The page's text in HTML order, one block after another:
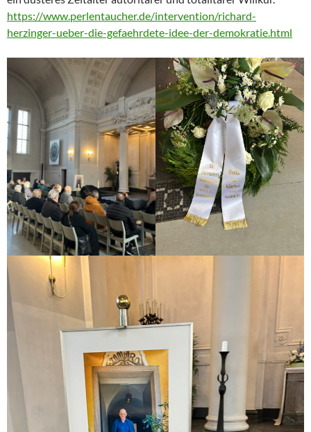
https://www.perlentaucher.de/intervention/richard-
herzinger-ueber-die-gefaehrdete-idee-der-demokratie.html